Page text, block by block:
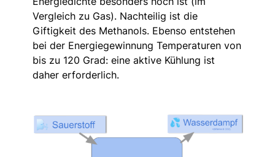
Vergleich zu Gas). Nachteilig ist die
Giftigkeit des Methanols. Ebenso entstehen
bei der Energiegewinnung Temperaturen von
bis zu 120 Grad: eine aktive Kühlung ist
daher erforderlich.